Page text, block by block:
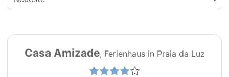
Casa Amizade, Ferienhaus in Praia da Luz